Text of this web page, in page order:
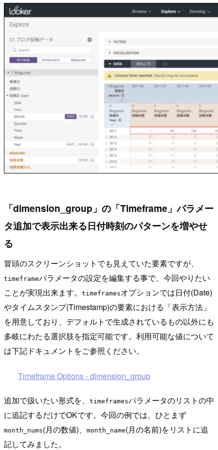
「dimension_group」の「Timeframe」パラメー
タ追加で表示出来る日付時刻のパターンを増やせ
る
冒頭のスクリーンショットでも見えていた要素ですが、
timeframeパラメータの設定を編集する事で、今回やりたい
ことが実現出来ます。
timeframesオプションでは日付(Date)
やタイムスタンプ(Timestamp)の要素における「表示方法」
を用意しており、デフォルトで生成されているもの以外にも
多岐にわたる選択肢を指定可能です。利用可能な値について
は下記ドキュメントをご参照ください。
Timeframe Options - dimension_group
追加で扱いたい形式を、 timeframesパラメータのリストの中
に追記するだけでOKです。今回の例では、ひとまず
month_nums(月の数値)、 month_name(月の名前)をリストに追
記してみました。